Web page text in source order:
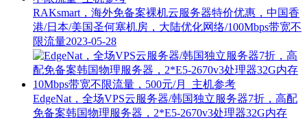
RAKsmart，海外免备案裸机云服务器特价优惠，中国香
港/日本/美国圣何塞机房，大陆优化网络/100Mbps带宽不
限流量2023-05-28
EdgeNat，全场VPS云服务器/韩国独立服务器7折，高配
免备案韩国物理服务器，2*E5-2670v3处理器32G内存